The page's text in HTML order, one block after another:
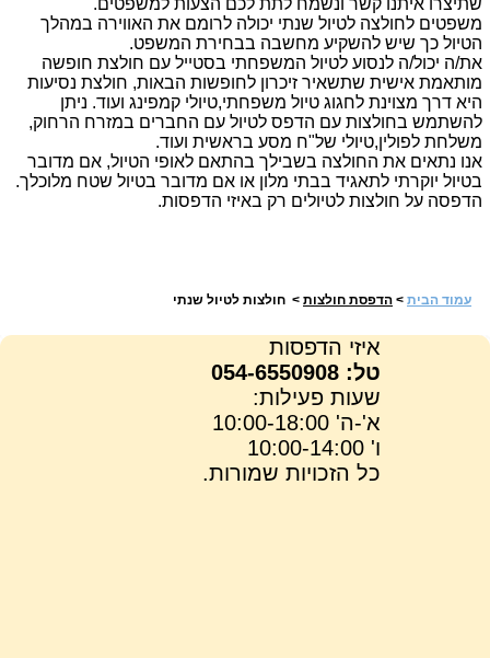
שתיצרו איתנו קשר ונשמח לתת לכם הצעות למשפטים.
משפטים לחולצה לטיול שנתי יכולה לרומם את האווירה במהלך
הטיול כך שיש להשקיע מחשבה בבחירת המשפט.
את/ה יכול/ה לנסוע לטיול המשפחתי בסטייל עם חולצת חופשה
מותאמת אישית שתשאיר זיכרון לחופשות הבאות, חולצת נסיעות
היא דרך מצוינת לחגוג טיול משפחתי,טיולי קמפינג ועוד. ניתן
להשתמש בחולצות עם הדפס לטיול עם החברים במזרח הרחוק,
משלחת לפולין,טיולי של"ח מסע בראשית ועוד.
אנו נתאים את החולצה בשבילך בהתאם לאופי הטיול, אם מדובר
בטיול יוקרתי לתאגיד בבתי מלון או אם מדובר בטיול שטח מלוכלך.
הדפסה על חולצות לטיולים רק באיזי הדפסות.
עמוד הבית > הדפסת חולצות > חולצות לטיול שנתי
איזי הדפסות
טל: 054-6550908
שעות פעילות:
א'-ה' 10:00-18:00
ו' 10:00-14:00
כל הזכויות שמורות.